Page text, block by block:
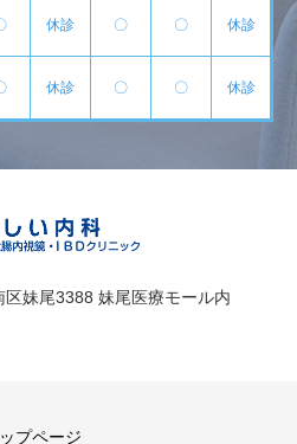
休診 〇 〇 休診
休診 〇 〇 休診
妹尾3388 妹尾医療モール内
ップページ